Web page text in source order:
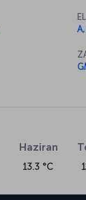
Haziran
13.3 °C